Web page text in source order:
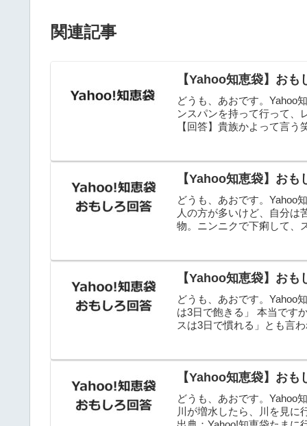
関連記事
【Yahoo知恵袋】お
どうも、あおです。Yahoo
ンスパンを持って行って、
【回答】貴族かよって言
【Yahoo知恵袋】おも
どうも、あおです。Yahoo
人の方が多いけど、自分は
物。ニンニクで下痢して、
【Yahoo知恵袋】おも
どうも、あおです。Yahoo
は3日で飽きる」 本当です
スは3日で慣れる」とも言
【Yahoo知恵袋】おも
どうも、あおです。Yahoo
川が増水したら、川を見に